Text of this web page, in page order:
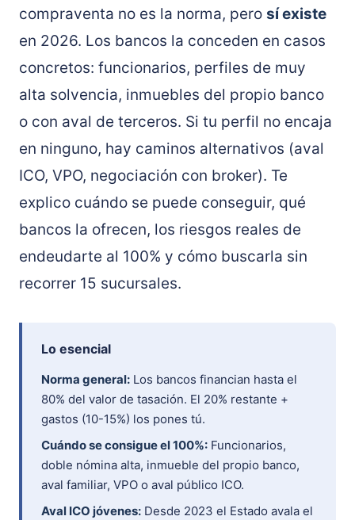
compraventa no es la norma, pero sí existe
en 2026. Los bancos la conceden en casos
concretos: funcionarios, perfiles de muy
alta solvencia, inmuebles del propio banco
o con aval de terceros. Si tu perfil no encaja
en ninguno, hay caminos alternativos (aval
ICO, VPO, negociación con broker). Te
explico cuándo se puede conseguir, qué
bancos la ofrecen, los riesgos reales de
endeudarte al 100% y cómo buscarla sin
recorrer 15 sucursales.
Lo esencial
Norma general: Los bancos financian hasta el
80% del valor de tasación. El 20% restante +
gastos (10-15%) los pones tú.
Cuándo se consigue el 100%: Funcionarios,
doble nómina alta, inmueble del propio banco,
aval familiar, VPO o aval público ICO.
Aval ICO jóvenes: Desde 2023 el Estado avala el